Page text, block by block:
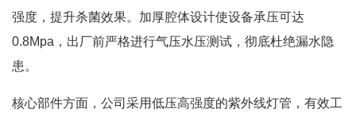
强度，提升杀菌效果。加厚腔体设计使设备承压可达
0.8Mpa，出厂前严格进行气压水压测试，彻底杜绝漏水隐
患 。
核心部件方面，公司采用低压高强度的紫外线灯管，有效工